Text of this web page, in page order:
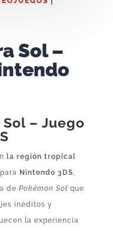
Sol –
– Juego
la región tropical
para Nintendo 3DS
de Pokémon Sol que
inéditos y
la experiencia